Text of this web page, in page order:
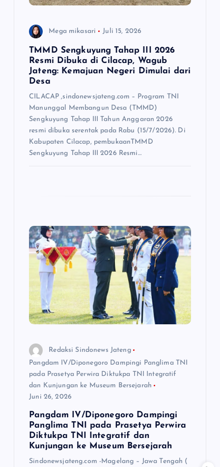
Mega mikasari Juli 15, 2026
TMMD Sengkuyung Tahap III 2026
Resmi Dibuka di Cilacap, Wagub
Jateng: Kemajuan Negeri Dimulai dari
Desa
CILACAP ,sindonewsjateng.com – Program TNI
Manunggal Membangun Desa (TMMD)
Sengkuyung Tahap III Tahun Anggaran 2026
resmi dibuka serentak pada Rabu (15/7/2026). Di
Kabupaten Cilacap, pembukaanTMMD
Sengkuyung Tahap III 2026 Resmi…
Redaksi Sindonews Jateng
Pangdam IV/Diponegoro Dampingi Panglima TNI
pada Prasetya Perwira Diktukpa TNI Integratif
dan Kunjungan ke Museum Bersejarah
Juni 26, 2026
Pangdam IV/Diponegoro Dampingi
Panglima TNI pada Prasetya Perwira
Diktukpa TNI Integratif dan
Kunjungan ke Museum Bersejarah
Sindonewsjateng.com -Magelang – Jawa Tengah (